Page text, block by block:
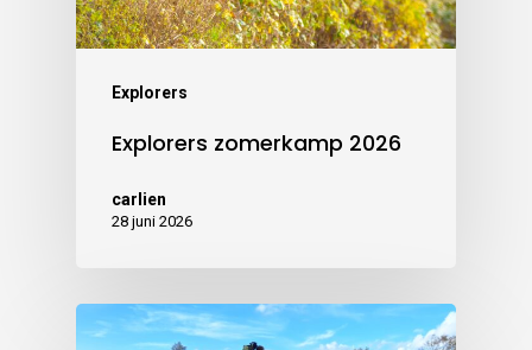
Explorers
Explorers zomerkamp 2026
carlien
28 juni 2026